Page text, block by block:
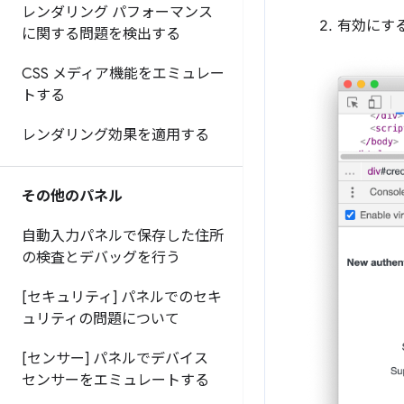
レンダリング パフォーマンス
に関する問題を検出する
CSS メディア機能をエミュレー
トする
レンダリング効果を適用する
その他のパネル
自動入力パネルで保存した住所
の検査とデバッグを行う
[セキュリティ] パネルでのセキ
ュリティの問題について
[センサー] パネルでデバイス
センサーをエミュレートする
有効にす